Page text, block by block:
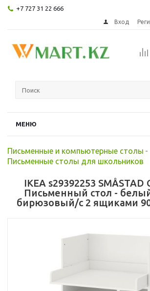
+7 727 31 22 666
Вход
МЕНЮ
Письменные и компьютерные столы -
Письменные столы для школьников
IKEA s29392253
Письменный стол -
бирюзовый/с 2 ящиками